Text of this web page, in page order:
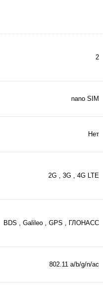
2
nano SIM
Нет
2G , 3G , 4G LTE
BDS Galileo GPS ГЛОНАСС
802.11 a/b/g/n/ac